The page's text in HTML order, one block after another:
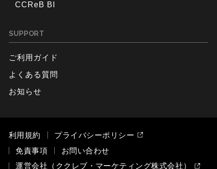
CCReB BI
SUPPORT
ご利用ガイド
よくある質問
お知らせ
利用規約
プライバシーポリシー
免責事項
お問い合わせ
運営会社（ククレブ・マーケティング株式会社）